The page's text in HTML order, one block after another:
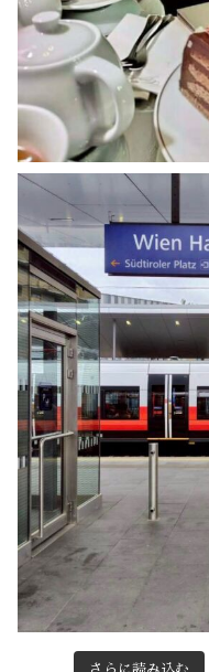
さらに読み込む